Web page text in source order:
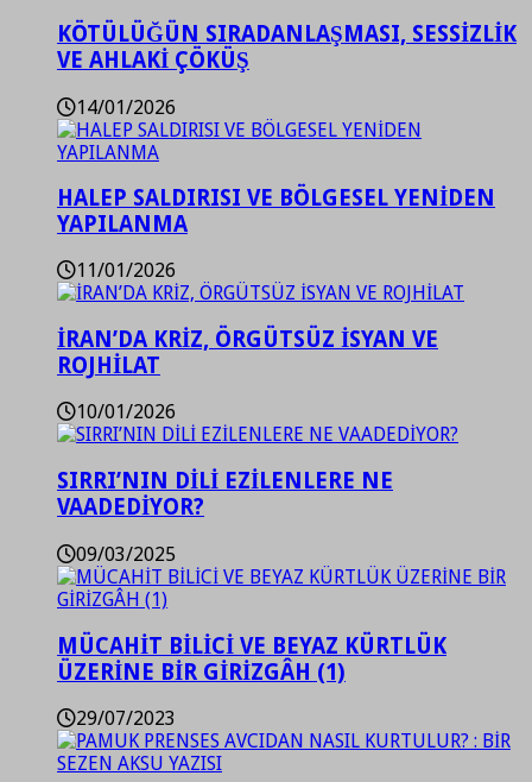
KÖTÜLÜĞÜN SIRADANLAŞMASI, SESSİZLİK
VE AHLAKİ ÇÖKÜŞ
14/01/2026
HALEP SALDIRISI VE BÖLGESEL YENİDEN
YAPILANMA
11/01/2026
İRAN’DA KRİZ, ÖRGÜTSÜZ İSYAN VE
ROJHİLAT
10/01/2026
SIRRI’NIN DİLİ EZİLENLERE NE
VAADEDİYOR?
09/03/2025
MÜCAHİT BİLİCİ VE BEYAZ KÜRTLÜK
ÜZERİNE BİR GİRİZGÂH (1)
29/07/2023